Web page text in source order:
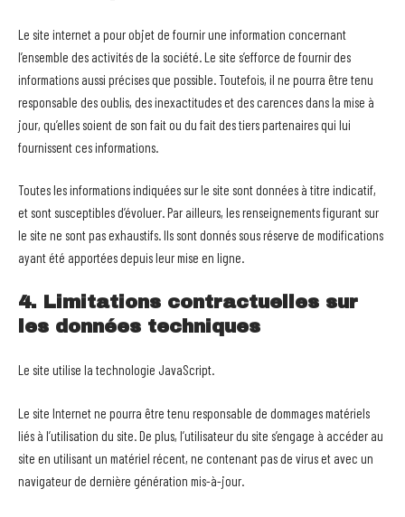
Le site internet a pour objet de fournir une information concernant
l’ensemble des activités de la société. Le site s’efforce de fournir des
informations aussi précises que possible. Toutefois, il ne pourra être tenu
responsable des oublis, des inexactitudes et des carences dans la mise à
jour, qu’elles soient de son fait ou du fait des tiers partenaires qui lui
fournissent ces informations.
Toutes les informations indiquées sur le site sont données à titre indicatif,
et sont susceptibles d’évoluer. Par ailleurs, les renseignements figurant sur
le site ne sont pas exhaustifs. Ils sont donnés sous réserve de modifications
ayant été apportées depuis leur mise en ligne.
4. Limitations contractuelles sur
les données techniques
Le site utilise la technologie JavaScript.
Le site Internet ne pourra être tenu responsable de dommages matériels
liés à l’utilisation du site. De plus, l’utilisateur du site s’engage à accéder au
site en utilisant un matériel récent, ne contenant pas de virus et avec un
navigateur de dernière génération mis-à-jour.